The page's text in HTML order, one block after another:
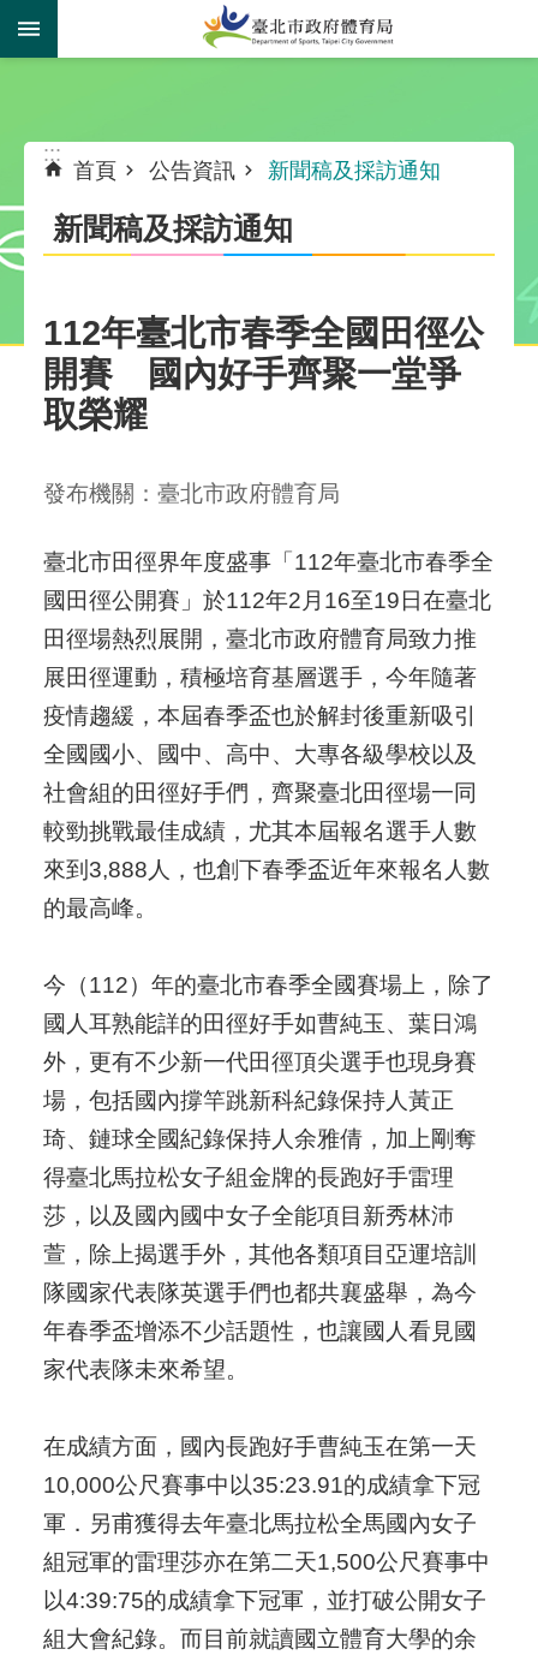
跳到主要內容區塊
:::
首頁 公告資訊 新聞稿及採訪通知
新聞稿及採訪通知
112年臺北市春季全國田徑公
開賽 國內好手齊聚一堂爭
取榮耀
發布機關：臺北市政府體育局
臺北市田徑界年度盛事「112年臺北市春季全
國田徑公開賽」於112年2月16至19日在臺北
田徑場熱烈展開，臺北市政府體育局致力推
展田徑運動，積極培育基層選手，今年隨著
疫情趨緩，本屆春季盃也於解封後重新吸引
全國國小、國中、高中、大專各級學校以及
社會組的田徑好手們，齊聚臺北田徑場一同
較勁挑戰最佳成績，尤其本屆報名選手人數
來到3,888人，也創下春季盃近年來報名人數
的最高峰。
今（112）年的臺北市春季全國賽場上，除了
國人耳熟能詳的田徑好手如曹純玉、葉日鴻
外，更有不少新一代田徑頂尖選手也現身賽
場，包括國內撐竿跳新科紀錄保持人黃正
琦、鏈球全國紀錄保持人余雅倩，加上剛奪
得臺北馬拉松女子組金牌的長跑好手雷理
莎，以及國內國中女子全能項目新秀林沛
萱，除上揭選手外，其他各類項目亞運培訓
隊國家代表隊英選手們也都共襄盛舉，為今
年春季盃增添不少話題性，也讓國人看見國
家代表隊未來希望。
在成績方面，國內長跑好手曹純玉在第一天
10,000公尺賽事中以35:23.91的成績拿下冠
軍．另甫獲得去年臺北馬拉松全馬國內女子
組冠軍的雷理莎亦在第二天1,500公尺賽事中
以4:39:75的成績拿下冠軍，並打破公開女子
組大會紀錄。而目前就讀國立體育大學的余